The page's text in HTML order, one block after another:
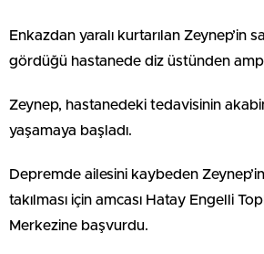
Enkazdan yaralı kurtarılan Zeynep’in
gördüğü hastanede diz üstünden
Zeynep, hastanedeki tedavisinin
yaşamaya başladı.
Depremde ailesini kaybeden
takılması için amcası Hatay Engelli
Merkezine başvurdu.